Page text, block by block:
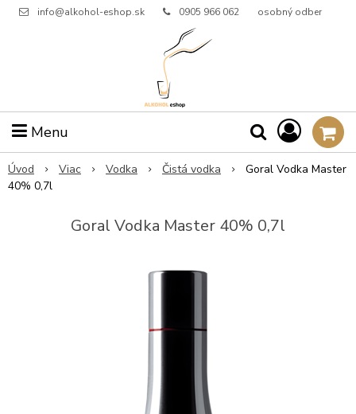
info@alkohol-eshop.sk 0905 966 062 osobný odber
Menu
Úvod Viac Vodka Čistá vodka
Goral Vodka Master
40% 0,7l
Goral Vodka Master 40% 0,7l